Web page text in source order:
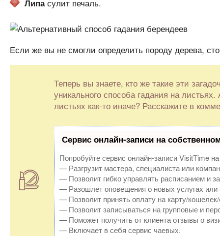
Липасулит печаль.
Если же вы не смогли определить породу дерева,
Теперь вы знаете, кто же такие эти
уникального способа гадания на
листьях как-то иначе? Расскажите в
Сервис онлайн-записи на
Попробуйте сервис онлайн-записи VisitTime
— Разгрузит мастера, специалиста или
— Позволит гибко управлять расписанием и
— Разошлет оповещения о новых услугах или
— Позволит принять оплату на карту/кошелек/
— Позволит записываться на групповые и
— Поможет получить от клиента отзывы о
— Включает в себя сервис чаевых.